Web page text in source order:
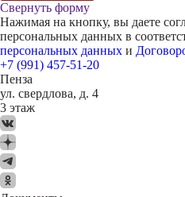
Свернуть форму
Нажимая на кнопку, вы даете
персональных данных в
персональных данных и
+7 (991) 457-51-20
Пенза
ул. свердлова, д. 4
3 этаж